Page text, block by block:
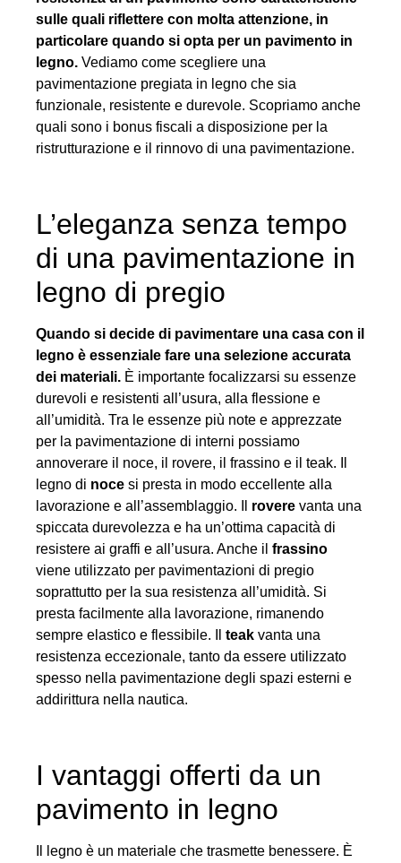
sulle quali riflettere con molta attenzione, in
particolare quando si opta per un pavimento in
legno. Vediamo come scegliere una
pavimentazione pregiata in legno che sia
funzionale, resistente e durevole. Scopriamo anche
quali sono i bonus fiscali a disposizione per la
ristrutturazione e il rinnovo di una pavimentazione.
L’eleganza senza tempo
di una pavimentazione in
legno di pregio
Quando si decide di pavimentare una casa con il
legno è essenziale fare una selezione accurata
dei materiali. È importante focalizzarsi su essenze
durevoli e resistenti all’usura, alla flessione e
all’umidità. Tra le essenze più note e apprezzate
per la pavimentazione di interni possiamo
annoverare il noce, il rovere, il frassino e il teak. Il
legno di noce si presta in modo eccellente alla
lavorazione e all’assemblaggio. Il rovere vanta una
spiccata durevolezza e ha un’ottima capacità di
resistere ai graffi e all’usura. Anche il frassino
viene utilizzato per pavimentazioni di pregio
soprattutto per la sua resistenza all’umidità. Si
presta facilmente alla lavorazione, rimanendo
sempre elastico e flessibile. Il teak vanta una
resistenza eccezionale, tanto da essere utilizzato
spesso nella pavimentazione degli spazi esterni e
addirittura nella nautica.
I vantaggi offerti da un
pavimento in legno
Il legno è un materiale che trasmette benessere. È